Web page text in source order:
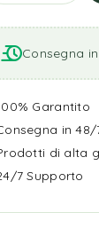
Consegna
Garantito
in 48/
di alta
7 Supporto